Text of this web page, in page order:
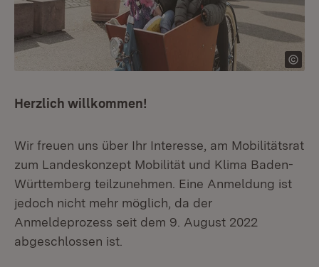
Herzlich willkommen!
Wir freuen uns über Ihr Interesse, am Mobilitätsrat
zum Landeskonzept Mobilität und Klima Baden-
Württemberg teilzunehmen. Eine Anmeldung ist
jedoch nicht mehr möglich, da der
Anmeldeprozess seit dem 9. August 2022
abgeschlossen ist.